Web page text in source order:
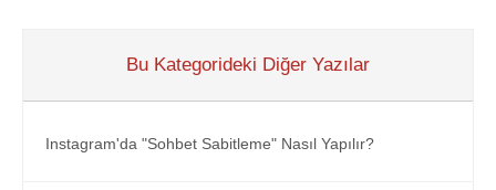
Bu Kategorideki Diğer Yazılar
Instagram'da "Sohbet Sabitleme" Nasıl Yapılır?